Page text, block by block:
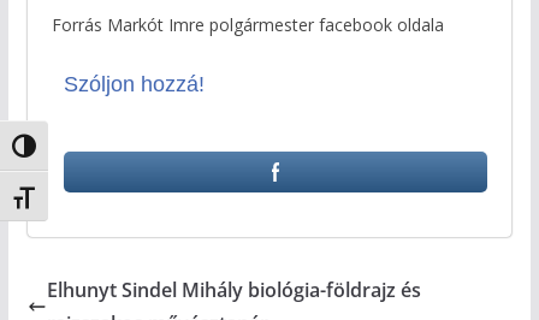
Nagy kontraszt váltása
Betűméret váltása
Forrás Markót Imre polgármester facebook oldala
Szóljon hozzá!
Elhunyt Sindel Mihály biológia-földrajz és